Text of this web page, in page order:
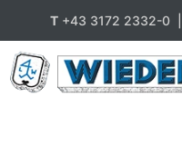
T+43 3172 2332-0 |